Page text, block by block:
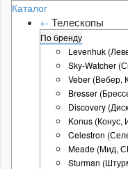
Каталог
+- Телескопы
По бренду
Levenhuk
Sky-Watcher
Veber (Вебер,
Bresser
Discovery
Konus (Конус,
Celestron
Meade (Мид,
Sturman